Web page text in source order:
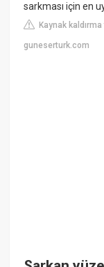
sarkması için en
Kaynak
guneserturk.com